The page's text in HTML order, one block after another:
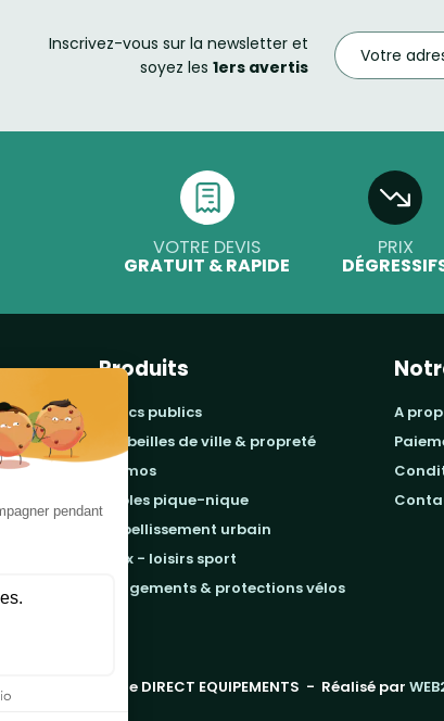
Inscrivez-vous sur la newsletter et
soyez les 1ers avertis
VOTRE DEVIS
GRATUIT & RAPIDE
PRIX
de
aux
Produits
bancs publics
corbeilles de ville & propreté
promos
tables pique-nique
embellissement urbain
jeux - loisirs sport
rangements & protections vélos
a
une marque DIRECT EQUIPEMENTS - Réalisé par